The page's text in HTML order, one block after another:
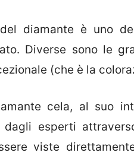
diamante è uno
Diverse sono le
(che è la
cela, al suo
esperti
viste